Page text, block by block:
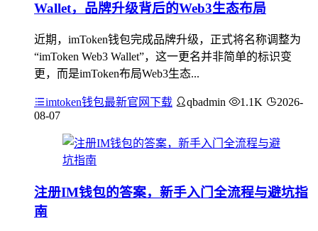
Wallet，品牌升级背后的Web3生态布局
近期，imToken钱包完成品牌升级，正式将名称调整为
“imToken Web3 Wallet”，这一更名并非简单的标识变
更，而是imToken布局Web3生态...
imtoken钱包最新官网下载 qbadmin 1.1K
2026-
08-07
注册IM钱包的答案，新手入门全流程与避坑指
南